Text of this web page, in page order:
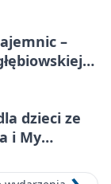
–
dzieci ze
i My